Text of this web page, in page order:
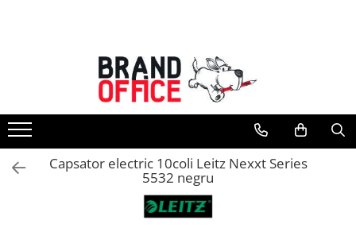
Unitate Protejata - PRODUCTIE
Hartie copiator si produse
tipografice
Produse consumabile din hartie
Detergenti si dezinfectanti
Saci menajeri (Unitate Protejata)
Capsator electric 10coli Leitz Nexxt Series
5532 negru